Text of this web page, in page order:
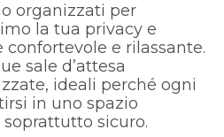
organizzati per
la tua privacy e
e rilassante.
sale d’attesa
ideali perché ogni
in uno spazio
sicuro.